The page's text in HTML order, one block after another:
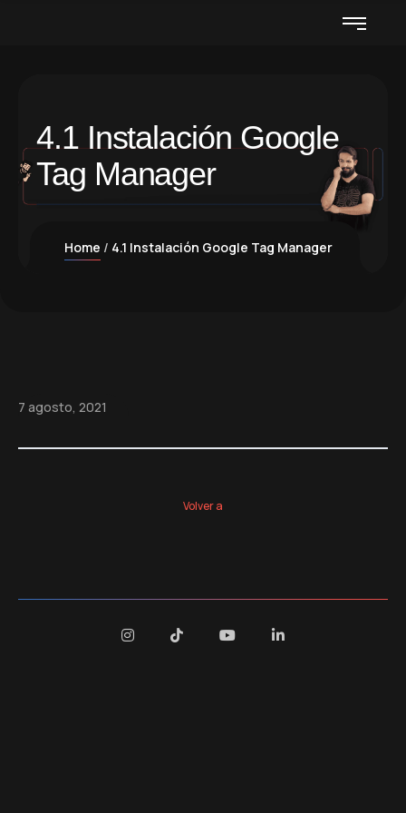
4.1 Instalación Google
Tag Manager
Home 4.1 Instalación Google Tag Manager
7 agosto, 2021
Volver a